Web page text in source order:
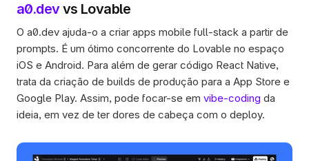
a0.dev vs Lovable
O a0.dev ajuda-o a criar apps mobile full-stack a partir de
prompts. É um ótimo concorrente do Lovable no espaço
iOS e Android. Para além de gerar código React Native,
trata da criação de builds de produção para a App Store e
Google Play. Assim, pode focar-se em vibe-coding da
ideia, em vez de ter dores de cabeça com o deploy.